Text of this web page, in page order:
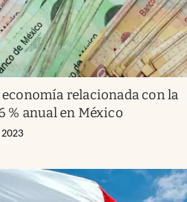
relacionada con la
% anual en México
2023